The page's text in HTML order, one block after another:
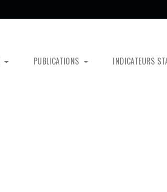
PUBLICATIONS INDICATEURS